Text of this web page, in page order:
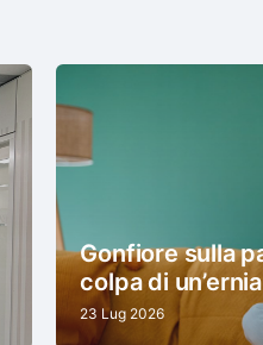
Gonfiore sulla
colpa di
23 Lug 2026